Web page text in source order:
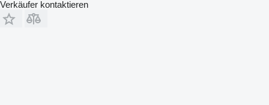
Verkäufer kontaktieren